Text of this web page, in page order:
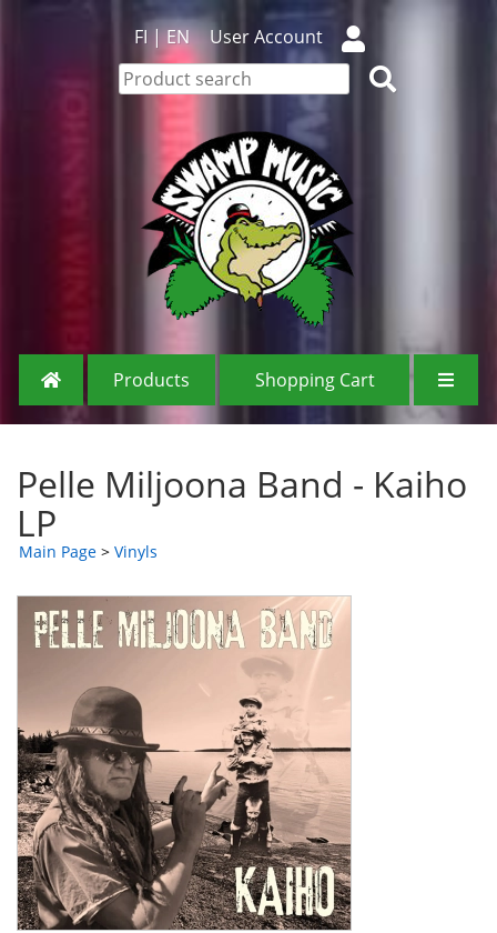
FI|EN User Account
Products Shopping Cart
Pelle Miljoona Band - Kaiho
LP
Main Page > Vinyls